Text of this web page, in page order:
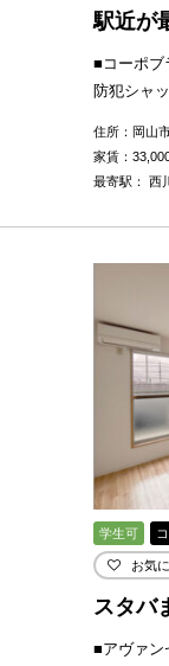
駅近が
■コーポブ
防犯シャ
住所：岡山
家賃：
最寄駅： 西
学生可
お気
スタバ
■アヴァン